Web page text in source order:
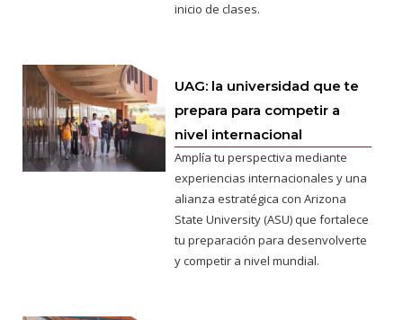
inicio de clases.
UAG: la universidad que te
prepara para competir a
nivel internacional
Amplía tu perspectiva mediante
experiencias internacionales y una
alianza estratégica con Arizona
State University (ASU) que fortalece
tu preparación para desenvolverte
y competir a nivel mundial.